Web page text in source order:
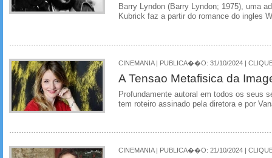
Barry Lyndon (Barry Lyndon; 1975), uma
Kubrick faz a partir do romance do ingles
CINEMANIA | PUBLICA��O: 31/10/2024 |
A Tensao Metafisica da
Profundamente autoral em todos os seus
tem roteiro assinado pela diretora e por
CINEMANIA | PUBLICA��O: 21/10/2024 |